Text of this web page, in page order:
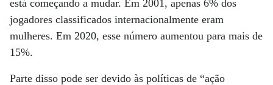
está começando a mudar. Em 2001, apenas 6% dos
jogadores classificados internacionalmente eram
mulheres. Em 2020, esse número aumentou para mais de
15%.
Parte disso pode ser devido às políticas de “ação